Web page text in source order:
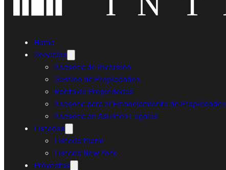
Home
Servicios
Asesoría de Inversión
Gestión de Propiedades
Renta de Propiedades
Asesoría para el Financiamiento de Propiedades
Asesoría en Asuntos Legales
Listados
Listado Miami
Listado New York
Proyectos